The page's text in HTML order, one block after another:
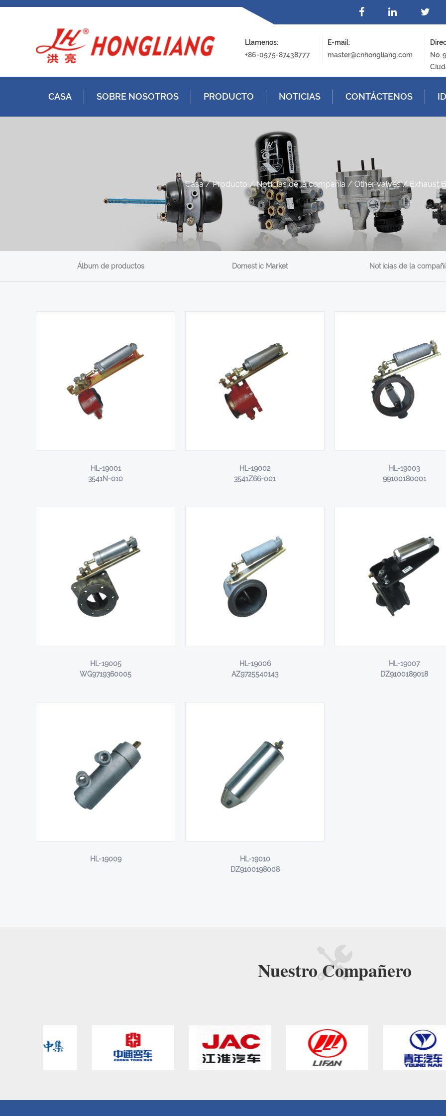
Llamenos:
+86-0575-87438777
E-mail:
master@cnhongliang.com
No.
CASA SOBRE NOSOTROS PRODUCTO NOTICIAS CONTÁCTENOS
Casa/Producto /Noticias de la compañía/ Other valves/ Exhaust
Álbum de productos Domestic Market Noticias de la
HL-19001
3541N-010
HL-19002
3541Z66-001
HL-19003
99100180001
HL-19005
WG9719360005
HL-19006
AZ9725540143
HL-19007
DZ9100189018
HL-19009
HL-19010
DZ9100198008
Nuestro Compañero